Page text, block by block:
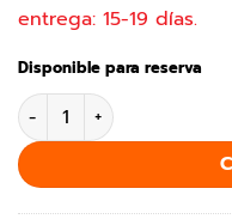
entrega: 15-19 días.
Disponible para reserva